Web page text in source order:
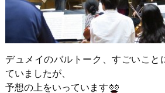
デュメイのバルトーク、すごいこと
ていましたが、
予想の上をいっています